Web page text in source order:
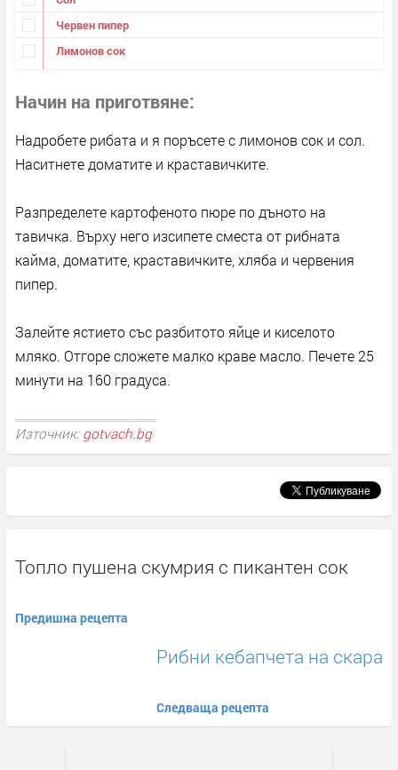
Червен пипер
Лимонов сок
Начин на приготвяне
Надробете рибата и я поръсете с лимонов сок и сол.
Наситнете доматите и краставичките.
Разпределете картофеното пюре по дъното на
тавичка. Върху него изсипете сместа от рибната
кайма, доматите, краставичките, хляба и червения
пипер.
Залейте ястието със разбитото яйце и киселото
мляко. Отгоре сложете малко краве масло. Печете 25
минути на 160 градуса.
Източник: gotvach.bg
Топло пушена скумрия с пикантен сок
Предишна рецепта
Рибни кебапчета на скара
Следваща рецепта